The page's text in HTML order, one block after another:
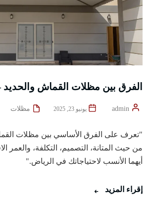
الفرق بين مظلات القماش والحديد
يونيو 23, 2025 مظلات
"تعرف على الفرق الأساسي بين مظلات
من حيث المتانة، التصميم، التكلفة، والعمر
أيهما الأنسب لاحتياجاتك في الرياض."
إقراء المزيد